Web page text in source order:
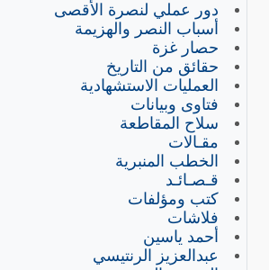
دور عملي لنصرة الأقصى
أسباب النصر والهزيمة
حصار غزة
حقائق من التاريخ
العمليات الاستشهادية
فتاوى وبيانات
سلاح المقاطعة
مقـالات
الخطب المنبرية
قـصـائـد
كتب ومؤلفات
فلاشات
أحمد ياسين
عبدالعزيز الرنتيسي